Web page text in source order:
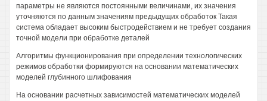
параметры не являются постоянными величинами, их значения
уточняются по данным значениям предыдущих обработок Такая
система обладает высоким быстродействием и не требует создания
точной модели при обработке деталей
Алгоритмы функционирования при определении технологических
режимов обработки формируются на основании математических
моделей глубинного шлифования
На основании расчетных зависимостей математических моделей